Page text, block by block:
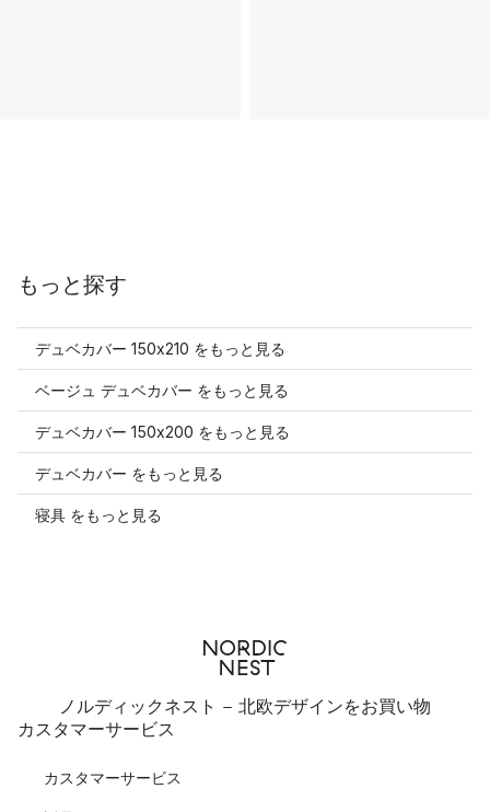
もっと探す
デュベカバー 150x210 をもっと見る
ベージュ デュベカバー をもっと見る
デュベカバー 150x200 をもっと見る
デュベカバー をもっと見る
寝具 をもっと見る
ノルディックネスト - 北欧デザインをお買い物
カスタマーサービス
カスタマーサービス